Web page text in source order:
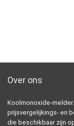
Over ons
Koolmonoxide-
prijsvergelijkings- en
die beschikbaar zijn